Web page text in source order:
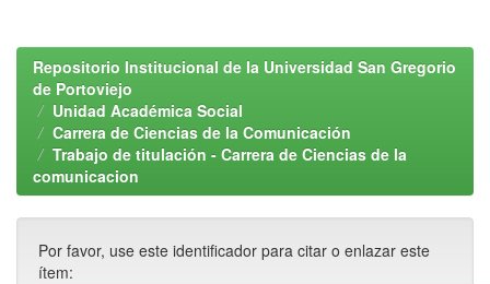
Repositorio Institucional de la Universidad San Gregorio
de Portoviejo
Unidad Académica Social
Carrera de Ciencias de la Comunicación
Trabajo de titulación - Carrera de Ciencias de la
comunicacion
Por favor, use este identificador para citar o enlazar este
ítem: